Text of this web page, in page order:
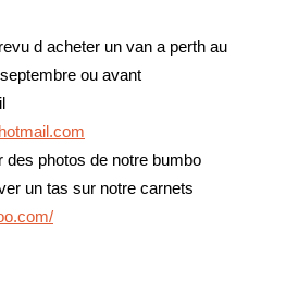
d acheter un van a perth au
ou avant
photos de notre bumbo
un tas sur notre carnets